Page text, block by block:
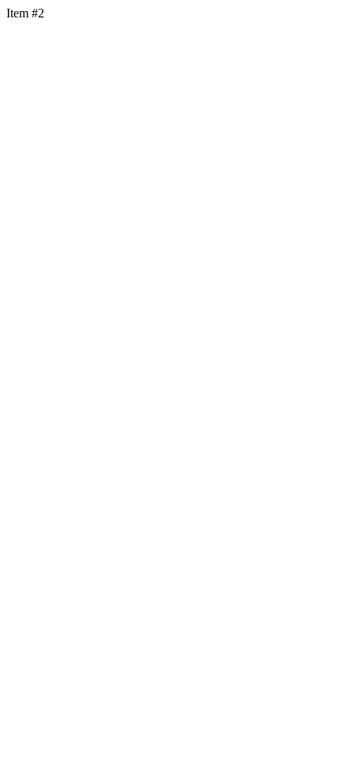
Item #2